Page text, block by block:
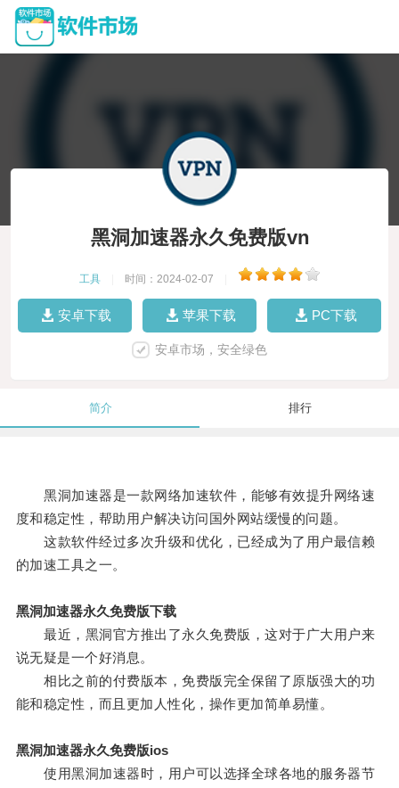
黑洞加速器永久免费版vn
工具 时间：2024-02-07
安卓下载 苹果下载 PC下载
安卓市场，安全绿色
简介 排行
黑洞加速器是一款网络加速软件，能够有效提升网络速
度和稳定性，帮助用户解决访问国外网站缓慢的问题。
这款软件经过多次升级和优化，已经成为了用户最信赖
的加速工具之一。
黑洞加速器永久免费版下载
最近，黑洞官方推出了永久免费版，这对于广大用户来
说无疑是一个好消息。
相比之前的付费版本，免费版完全保留了原版强大的功
能和稳定性，而且更加人性化，操作更加简单易懂。
黑洞加速器永久免费版ios
使用黑洞加速器时，用户可以选择全球各地的服务器节